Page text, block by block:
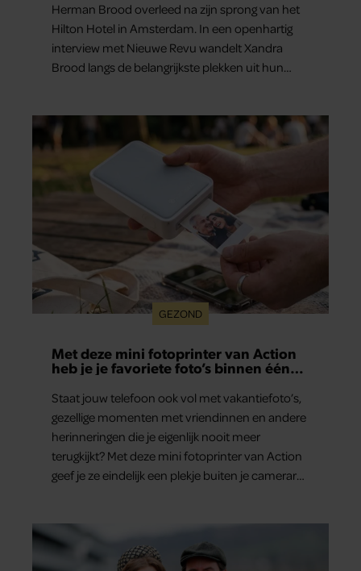
Herman Brood overleed na zijn sprong van het
Hilton Hotel in Amsterdam. In een openhartig
interview met Nieuwe Revu wandelt Xandra
Brood langs de belangrijkste plekken uit hun
aan herinneringen op. Daar begon hun leven
samen en werd dochter Lola geboren.
GEZOND
Met deze mini fotoprinter van Action
heb je je favoriete foto’s binnen één
Staat jouw telefoon ook vol met vakantiefoto’s,
gezellige momenten met vriendinnen en andere
herinneringen die je eigenlijk nooit meer
terugkijkt? Met deze mini fotoprinter van Action
geef je ze eindelijk een plekje buiten je camerarol.